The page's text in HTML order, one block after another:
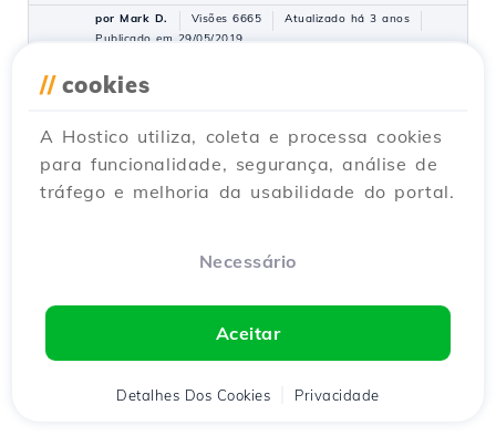
por Mark D. Visões 6665
Atualizado há 3 anos
Publicado em 29/05/2019
da conta do cliente.
Tutoriais / Commercial
Este tutorial ilustrará o procedimento que
Visões 6468
// cookies
A Hostico utiliza, coleta e processa cookies
para funcionalidade, segurança, análise de
tráfego e melhoria da usabilidade do portal.
Necessário
Aceitar
Detalhes Dos Cookies Privacidade